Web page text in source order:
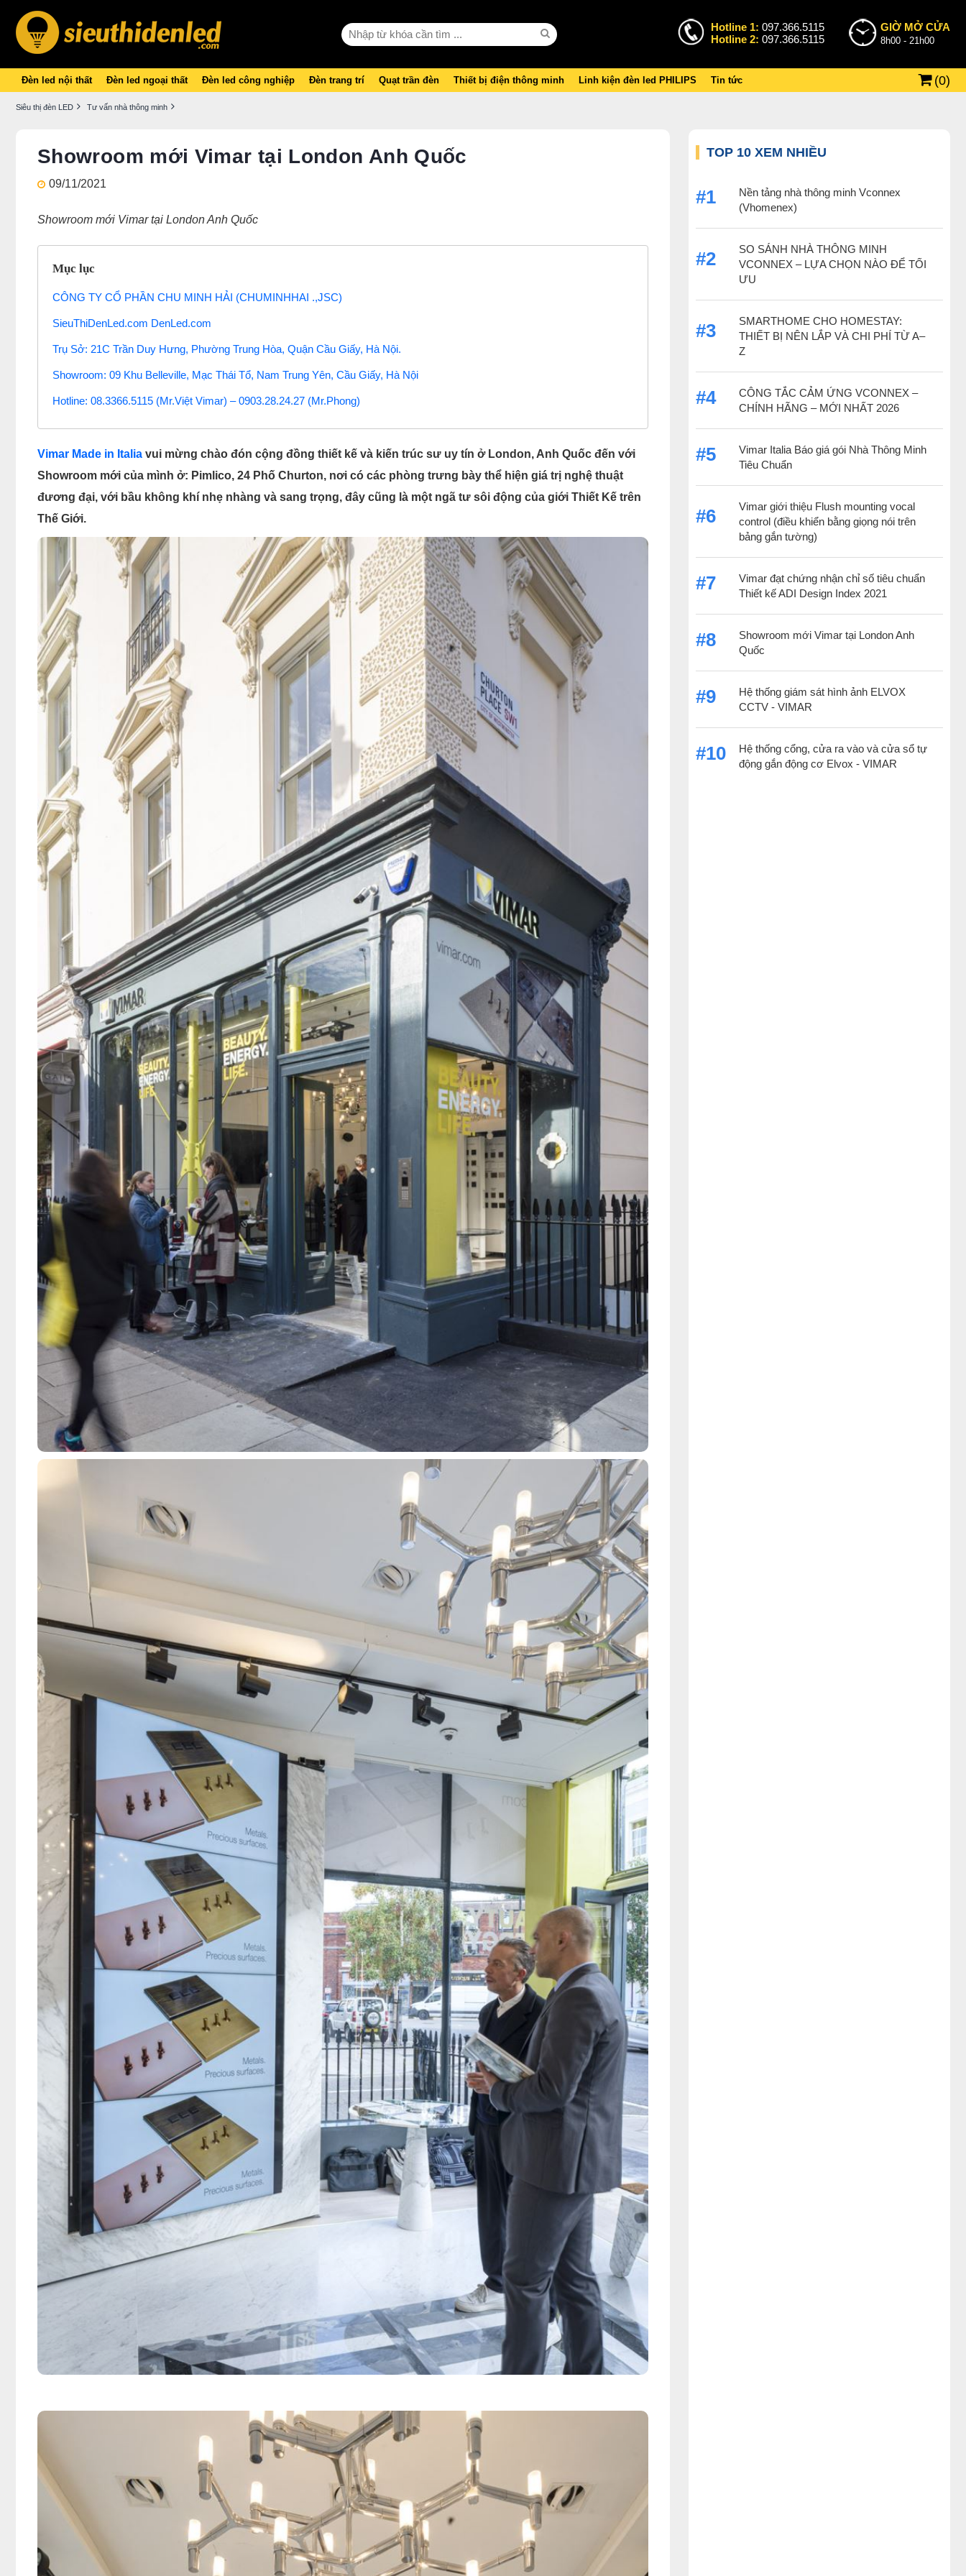
Hotline 1: 097.366.5115
Hotline 2: 097.366.5115
GIỜ MỞ CỬA
8h00 - 21h00
Đèn led nội thất Đèn led ngoại thất Đèn led công nghiệp Đèn trang trí Quạt trần đèn Thiết bị điện thông minh Linh kiện đèn led PHILIPS Tin tức (0)
Siêu thị đèn LED Tư vấn nhà thông minh
Showroom mới Vimar tại London Anh Quốc
09/11/2021
Showroom mới Vimar tại London Anh Quốc
Mục lục
CÔNG TY CỔ PHẦN CHU MINH HẢI (CHUMINHHAI .,JSC)
SieuThiDenLed.com DenLed.com
Trụ Sở: 21C Trần Duy Hưng, Phường Trung Hòa, Quận Cầu Giấy, Hà Nội.
Showroom: 09 Khu Belleville, Mạc Thái Tổ, Nam Trung Yên, Cầu Giấy, Hà Nội
Hotline: 08.3366.5115 (Mr.Việt Vimar) – 0903.28.24.27 (Mr.Phong)
Vimar Made in Italia vui mừng chào đón cộng đồng thiết kế và kiến trúc sư uy tín ở London, Anh Quốc đến với
Showroom mới của mình ở: Pimlico, 24 Phố Churton, nơi có các phòng trưng bày thể hiện giá trị nghệ thuật
đương đại, với bầu không khí nhẹ nhàng và sang trọng, đây cũng là một ngã tư sôi động của giới Thiết Kế trên
Thế Giới.
TOP 10 XEM NHIỀU
#1
Nền tảng nhà thông minh Vconnex
(Vhomenex)
#2
SO SÁNH NHÀ THÔNG MINH
VCONNEX – LỰA CHỌN NÀO ĐỂ TỐI
ƯU
#3
SMARTHOME CHO HOMESTAY:
THIẾT BỊ NÊN LẮP VÀ CHI PHÍ TỪ A–
Z
#4
CÔNG TẮC CẢM ỨNG VCONNEX –
CHÍNH HÃNG – MỚI NHẤT 2026
#5
Vimar Italia Báo giá gói Nhà Thông Minh
Tiêu Chuẩn
#6
Vimar giới thiệu Flush mounting vocal
control (điều khiển bằng giọng nói trên
bảng gắn tường)
#7
Vimar đạt chứng nhận chỉ số tiêu chuẩn
Thiết kế ADI Design Index 2021
#8
Showroom mới Vimar tại London Anh
Quốc
#9
Hệ thống giám sát hình ảnh ELVOX
CCTV - VIMAR
#10
Hệ thống cổng, cửa ra vào và cửa sổ tự
động gắn động cơ Elvox - VIMAR